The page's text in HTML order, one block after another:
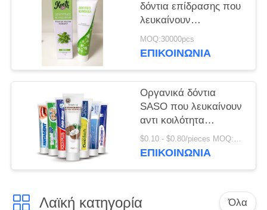
δόντια επίδρασης που
λευκαίνουν
οδοντοπαστών τα
προφορικά προσοχής
οδοντικά
MOQ:30000pcs
ΕΠΙΚΟΙΝΩΝΊΑ
Οργανικά δόντια
SASO που λευκαίνουν
αντι κοιλότητα
κρυστάλλου
οδοντοπαστών τη
$0.10 - $0.80/pieces MOQ:500 κομμάτια
ΕΠΙΚΟΙΝΩΝΊΑ
Λαϊκή κατηγορία Όλα